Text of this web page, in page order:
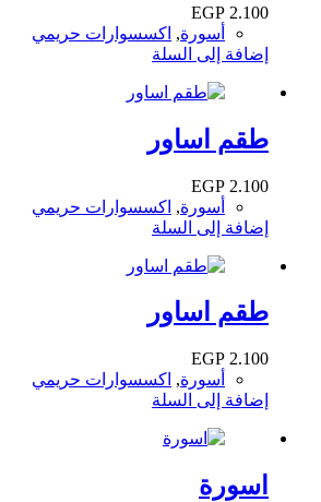
EGP 2.100
أسورة, اكسسوارات حريمي
إضافة إلى السلة
طقم اساور
EGP 2.100
أسورة, اكسسوارات حريمي
إضافة إلى السلة
طقم اساور
EGP 2.100
أسورة, اكسسوارات حريمي
إضافة إلى السلة
اسورة